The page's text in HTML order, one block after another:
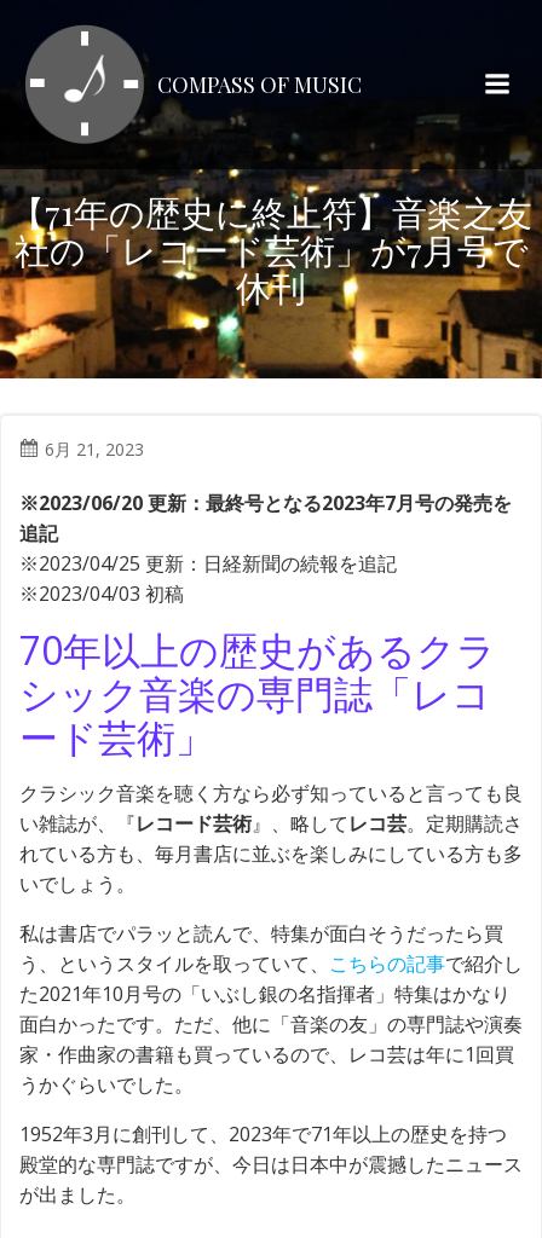
テ
ン
へ
ス
キ
ッ
プ
COMPASS OF MUSIC
【71年の歴史に終止符】音楽之友
社の「レコード芸術」が7月号で
休刊
6月 21, 2023
※2023/06/20 更新：最終号となる2023年7月号の発売を
追記
※2023/04/25 更新：日経新聞の続報を追記
※2023/04/03 初稿
70年以上の歴史があるクラ
シック音楽の専門誌「レコ
ード芸術」
クラシック音楽を聴く方なら必ず知っていると言っても良
い雑誌が、『レコード芸術』、略してレコ芸。定期購読さ
れている方も、毎月書店に並ぶを楽しみにしている方も多
いでしょう。
私は書店でパラッと読んで、特集が面白そうだったら買
う、というスタイルを取っていて、 こちらの記事で紹介し
た2021年10月号の「いぶし銀の名指揮者」特集はかなり
面白かったです。ただ、他に「音楽の友」の専門誌や演奏
家・作曲家の書籍も買っているので、レコ芸は年に1回買
うかぐらいでした。
1952年3月に創刊して、2023年で71年以上の歴史を持つ
殿堂的な専門誌ですが、今日は日本中が震撼したニュース
が出ました。